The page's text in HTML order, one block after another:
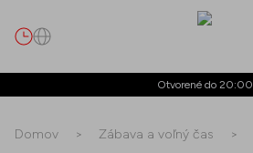
Ponuky
Otvorené do 20:00
Domov > Zábava a voľný čas >